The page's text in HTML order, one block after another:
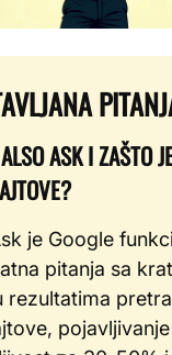
ASK I ZAŠTO
je Google
pitanja sa
rezultatima